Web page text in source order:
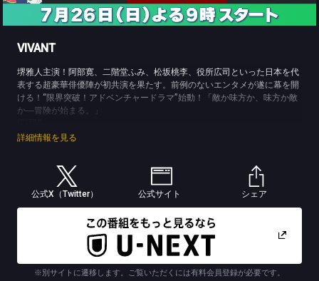
VIVANT
堺雅人主演！阿部寛、二階堂ふみ、松坂桃李、役所広司といった日本を代
表する超豪華俳優陣が初共演を果たす。前例のないエンタメが遂に幕を開
ける！“限界突破！アドベンチャードラマ”始動！「敵か味方か、味方か敵
か―冒険が始まる。」
詳細情報を見る
公式X（Twitter） 公式サイト シェア
※別サイトに遷移します。ご覧いただくには有料会員登録が必要です。